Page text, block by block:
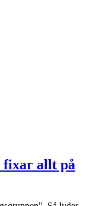
fixar allt på